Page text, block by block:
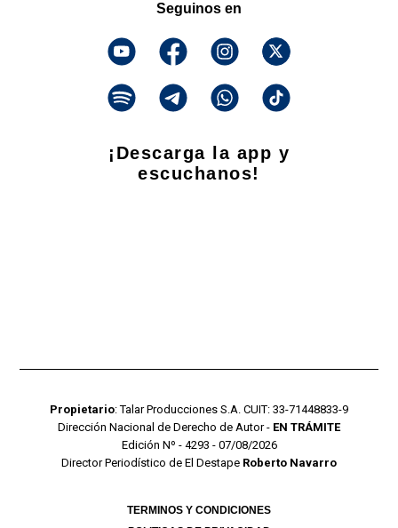
Seguinos en
¡Descarga la app y
escuchanos!
Propietario: Talar Producciones S.A. CUIT: 33-71448833-9
Dirección Nacional de Derecho de Autor - EN TRÁMITE
Edición Nº - 4293 - 07/08/2026
Director Periodístico de El Destape Roberto Navarro
TERMINOS Y CONDICIONES